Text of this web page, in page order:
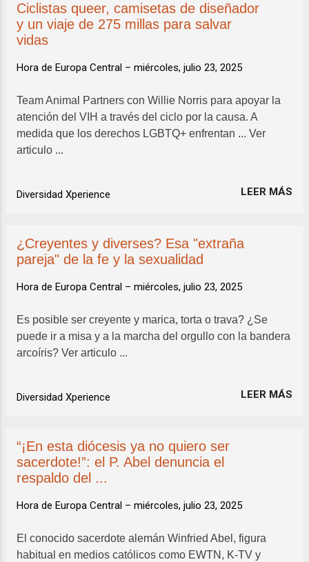
Ciclistas queer, camisetas de diseñador
y un viaje de 275 millas para salvar
vidas
Hora de Europa Central – miércoles, julio 23, 2025
Team Animal Partners con Willie Norris para apoyar la
atención del VIH a través del ciclo por la causa. A
medida que los derechos LGBTQ+ enfrentan ... Ver
articulo ...
Diversidad Xperience LEER MÁS
¿Creyentes y diverses? Esa "extraña
pareja" de la fe y la sexualidad
Hora de Europa Central – miércoles, julio 23, 2025
Es posible ser creyente y marica, torta o trava? ¿Se
puede ir a misa y a la marcha del orgullo con la bandera
arcoíris? Ver articulo ...
Diversidad Xperience LEER MÁS
“¡En esta diócesis ya no quiero ser
sacerdote!”: el P. Abel denuncia el
respaldo del ...
Hora de Europa Central – miércoles, julio 23, 2025
El conocido sacerdote alemán Winfried Abel, figura
habitual en medios católicos como EWTN, K-TV y